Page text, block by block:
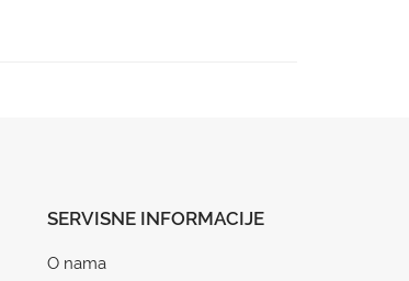
SERVISNE INFORMACIJE
O nama